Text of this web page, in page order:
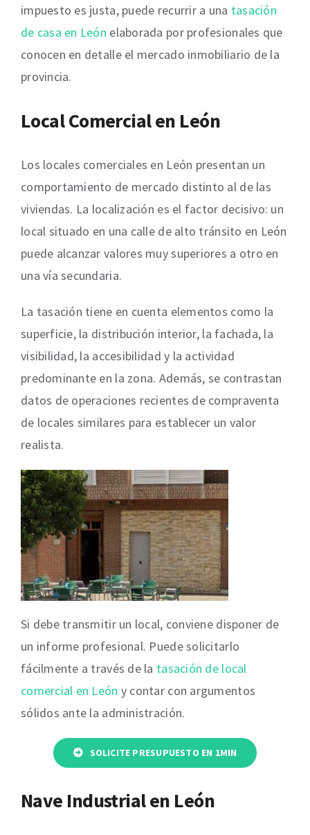
impuesto es justa, puede recurrir a una tasación
de casa en León elaborada por profesionales que
conocen en detalle el mercado inmobiliario de la
provincia.
Local Comercial en León
Los locales comerciales en León presentan un
comportamiento de mercado distinto al de las
viviendas. La localización es el factor decisivo: un
local situado en una calle de alto tránsito en León
puede alcanzar valores muy superiores a otro en
una vía secundaria.
La tasación tiene en cuenta elementos como la
superficie, la distribución interior, la fachada, la
visibilidad, la accesibilidad y la actividad
predominante en la zona. Además, se contrastan
datos de operaciones recientes de compraventa
de locales similares para establecer un valor
realista.
Si debe transmitir un local, conviene disponer de
un informe profesional. Puede solicitarlo
fácilmente a través de la tasación de local
comercial en León y contar con argumentos
sólidos ante la administración.
SOLICITE PRESUPUESTO EN 1MIN
Nave Industrial en León